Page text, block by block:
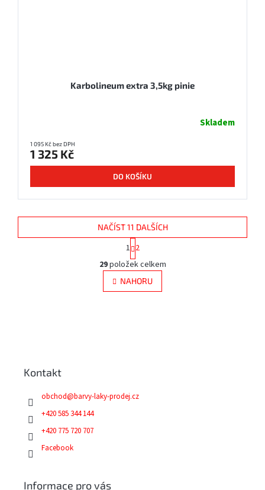
Karbolineum extra 3,5kg pinie
Skladem
1 095 Kč bez DPH
1 325 Kč
DO KOŠÍKU
O
v
l
á
y
NAČÍST 11 DALŠÍCH
S
t
r
á
n
k
1 2
29položek celkem
NAHORU
Kontakt
obchod@barvy-laky-prodej.cz
+420 585 344 144
+420 775 720 707
Facebook
Informace pro vás